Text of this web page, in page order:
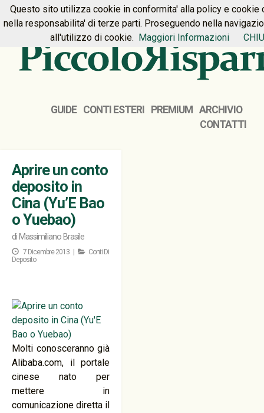
HOME PREMIUM CONTATTI
GUIDE CONTI ESTERI PREMIUM
ARCHIVIO
CONTATTI
Aprire un conto
deposito in
Cina (Yu’E Bao
o Yuebao)
di Massimiliano Brasile
7 Dicembre 2013 |
Conti Di
Deposito
Molti conosceranno già
Alibaba.com, il portale
cinese nato per
mettere in
comunicazione diretta il
Questo sito utilizza cookie in conformita' alla policy e cookie
nella responsabilita' di terze parti. Proseguendo nella
all'utilizzo di cookie. Maggiori Informazioni